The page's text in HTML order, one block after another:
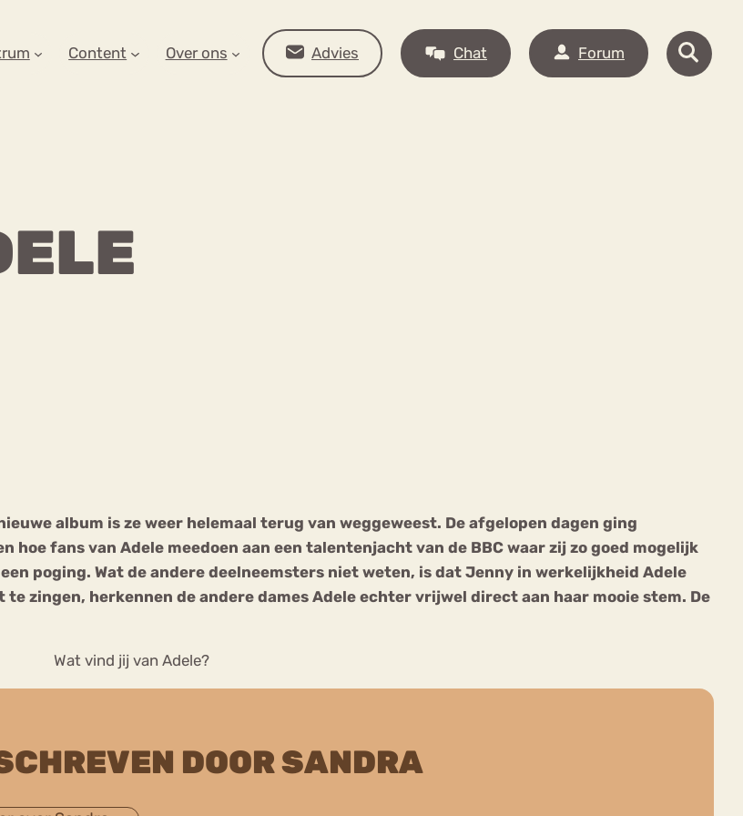
Content Over ons Advies Chat Forum
album is ze weer helemaal terug van weggeweest. De afgelopen dagen ging
hoe fans van Adele meedoen aan een talentenjacht van de BBC waar zij zo goed mogelijk
poging. Wat de andere deelneemsters niet weten, is dat Jenny in werkelijkheid Adele
zingen, herkennen de andere dames Adele echter vrijwel direct aan haar mooie stem. De
Wat vind jij van Adele?
DOOR SANDRA
ZOEK?
Nervosa Eetbuien Piekeren Sport
Trauma